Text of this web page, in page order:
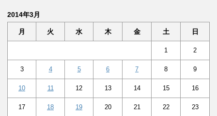
2014年3月
月 火 水 木 金 土 日
1 2
3 4 5 6 7 8 9
10 11 12 13 14 15 16
17 18 19 20 21 22 23